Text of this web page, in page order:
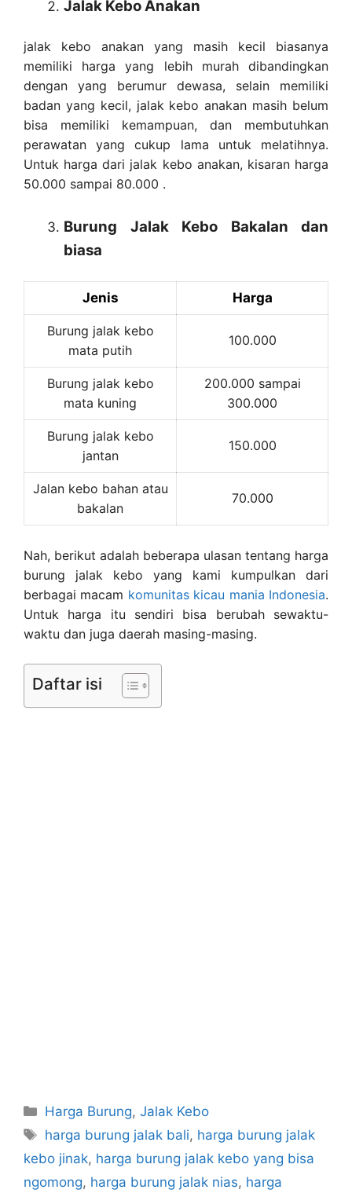
Jalak Kebo Anakan
jalak kebo anakan yang masih kecil biasanya
memiliki harga yang lebih murah dibandingkan
dengan yang berumur dewasa, selain memiliki
badan yang kecil, jalak kebo anakan masih belum
bisa memiliki kemampuan, dan membutuhkan
perawatan yang cukup lama untuk melatihnya.
Untuk harga dari jalak kebo anakan, kisaran harga
50.000 sampai 80.000 .
Burung Jalak Kebo Bakalan dan
biasa
Jenis Harga
Burung jalak kebo
mata putih
100.000
Burung jalak kebo
mata kuning
200.000 sampai
300.000
Burung jalak kebo
jantan
150.000
Jalan kebo bahan atau
bakalan
70.000
Nah, berikut adalah beberapa ulasan tentang harga
burung jalak kebo yang kami kumpulkan dari
berbagai macam komunitas kicau mania Indonesia.
Untuk harga itu sendiri bisa berubah sewaktu-
waktu dan juga daerah masing-masing.
Daftar isi
Categories
Harga Burung,Jalak Kebo
Tags
harga burung jalak bali, harga burung jalak
kebo jinak, harga burung jalak kebo yang bisa
ngomong, harga burung jalak nias, harga